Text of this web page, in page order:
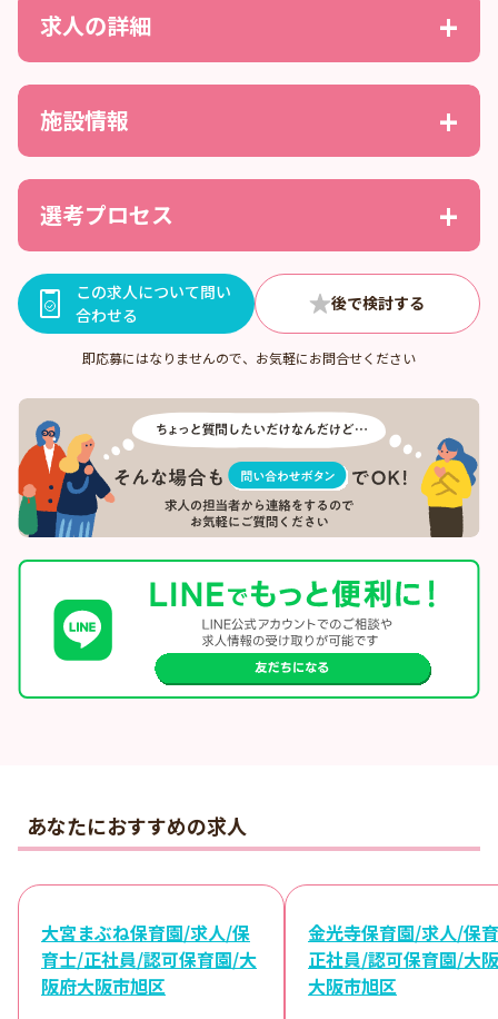
求人の詳細
施設情報
選考プロセス
この求人について問い
合わせる
即応募にはなりませんので、お気軽にお問合せください
あなたにおすすめの求人
大宮まぶね保育園/求人/保
育士/正社員/認可保育園/大
阪府大阪市旭区
金光寺保育園/求人/保
正社員/認可保育園/大
大阪市旭区